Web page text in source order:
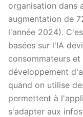
organisation dans
augmentation de
l'année 2024).
basées sur l'IA
consommateurs
développement
quand on utilise
permettent à
s'adapter aux